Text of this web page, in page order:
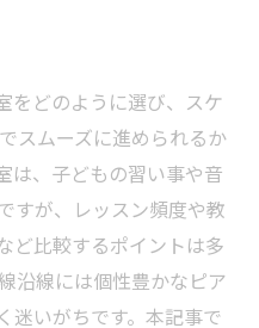
をどのように選び、スケ
スムーズに進められるか
は、子どもの習い事や音
すが、レッスン頻度や教
ど比較するポイントは多
沿線には個性豊かなピア
迷いがちです。本記事で